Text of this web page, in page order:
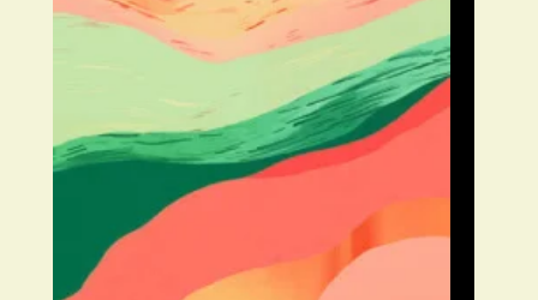
FAQ
För bibliotek